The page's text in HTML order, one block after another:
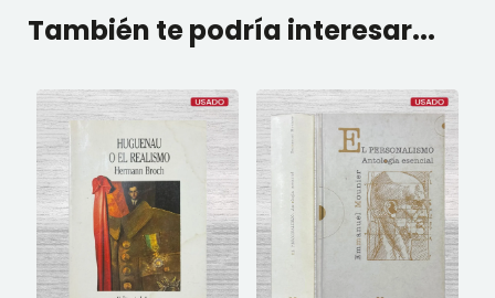
También te podría interesar...